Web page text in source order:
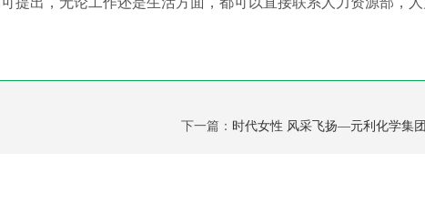
下一篇： 时代女性 风采飞扬—元利化学集